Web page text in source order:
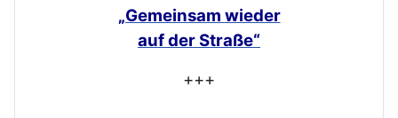
„Gemeinsam wieder
auf der Straße“
+++